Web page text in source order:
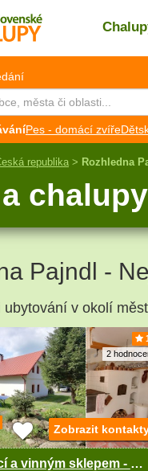
CZ
Pes - domácí zvíře
republika > Rozhledna
Pajndl -
ubytování v okolí
2
Chalupa s pecí a vinným sklepem - Krušné hory
Zobrazit